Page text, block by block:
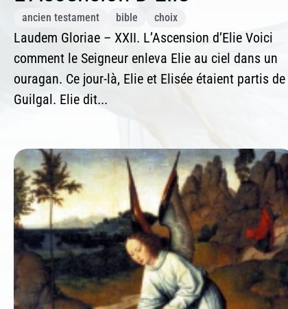
ancien testament bible choix
Laudem Gloriae – XXII. L’Ascension d’Elie Voici
comment le Seigneur enleva Elie au ciel dans un
ouragan. Ce jour-là, Elie et Elisée étaient partis de
Guilgal. Elie dit...